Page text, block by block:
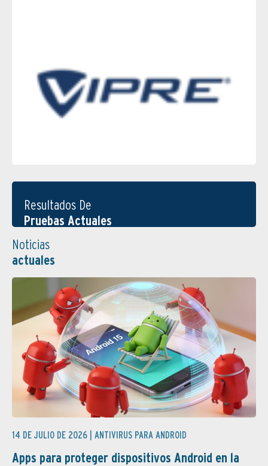
Resultados De
Pruebas Actuales
Noticias
actuales
14 DE JULIO DE 2026 | ANTIVIRUS PARA ANDROID
Apps para proteger dispositivos Android en la